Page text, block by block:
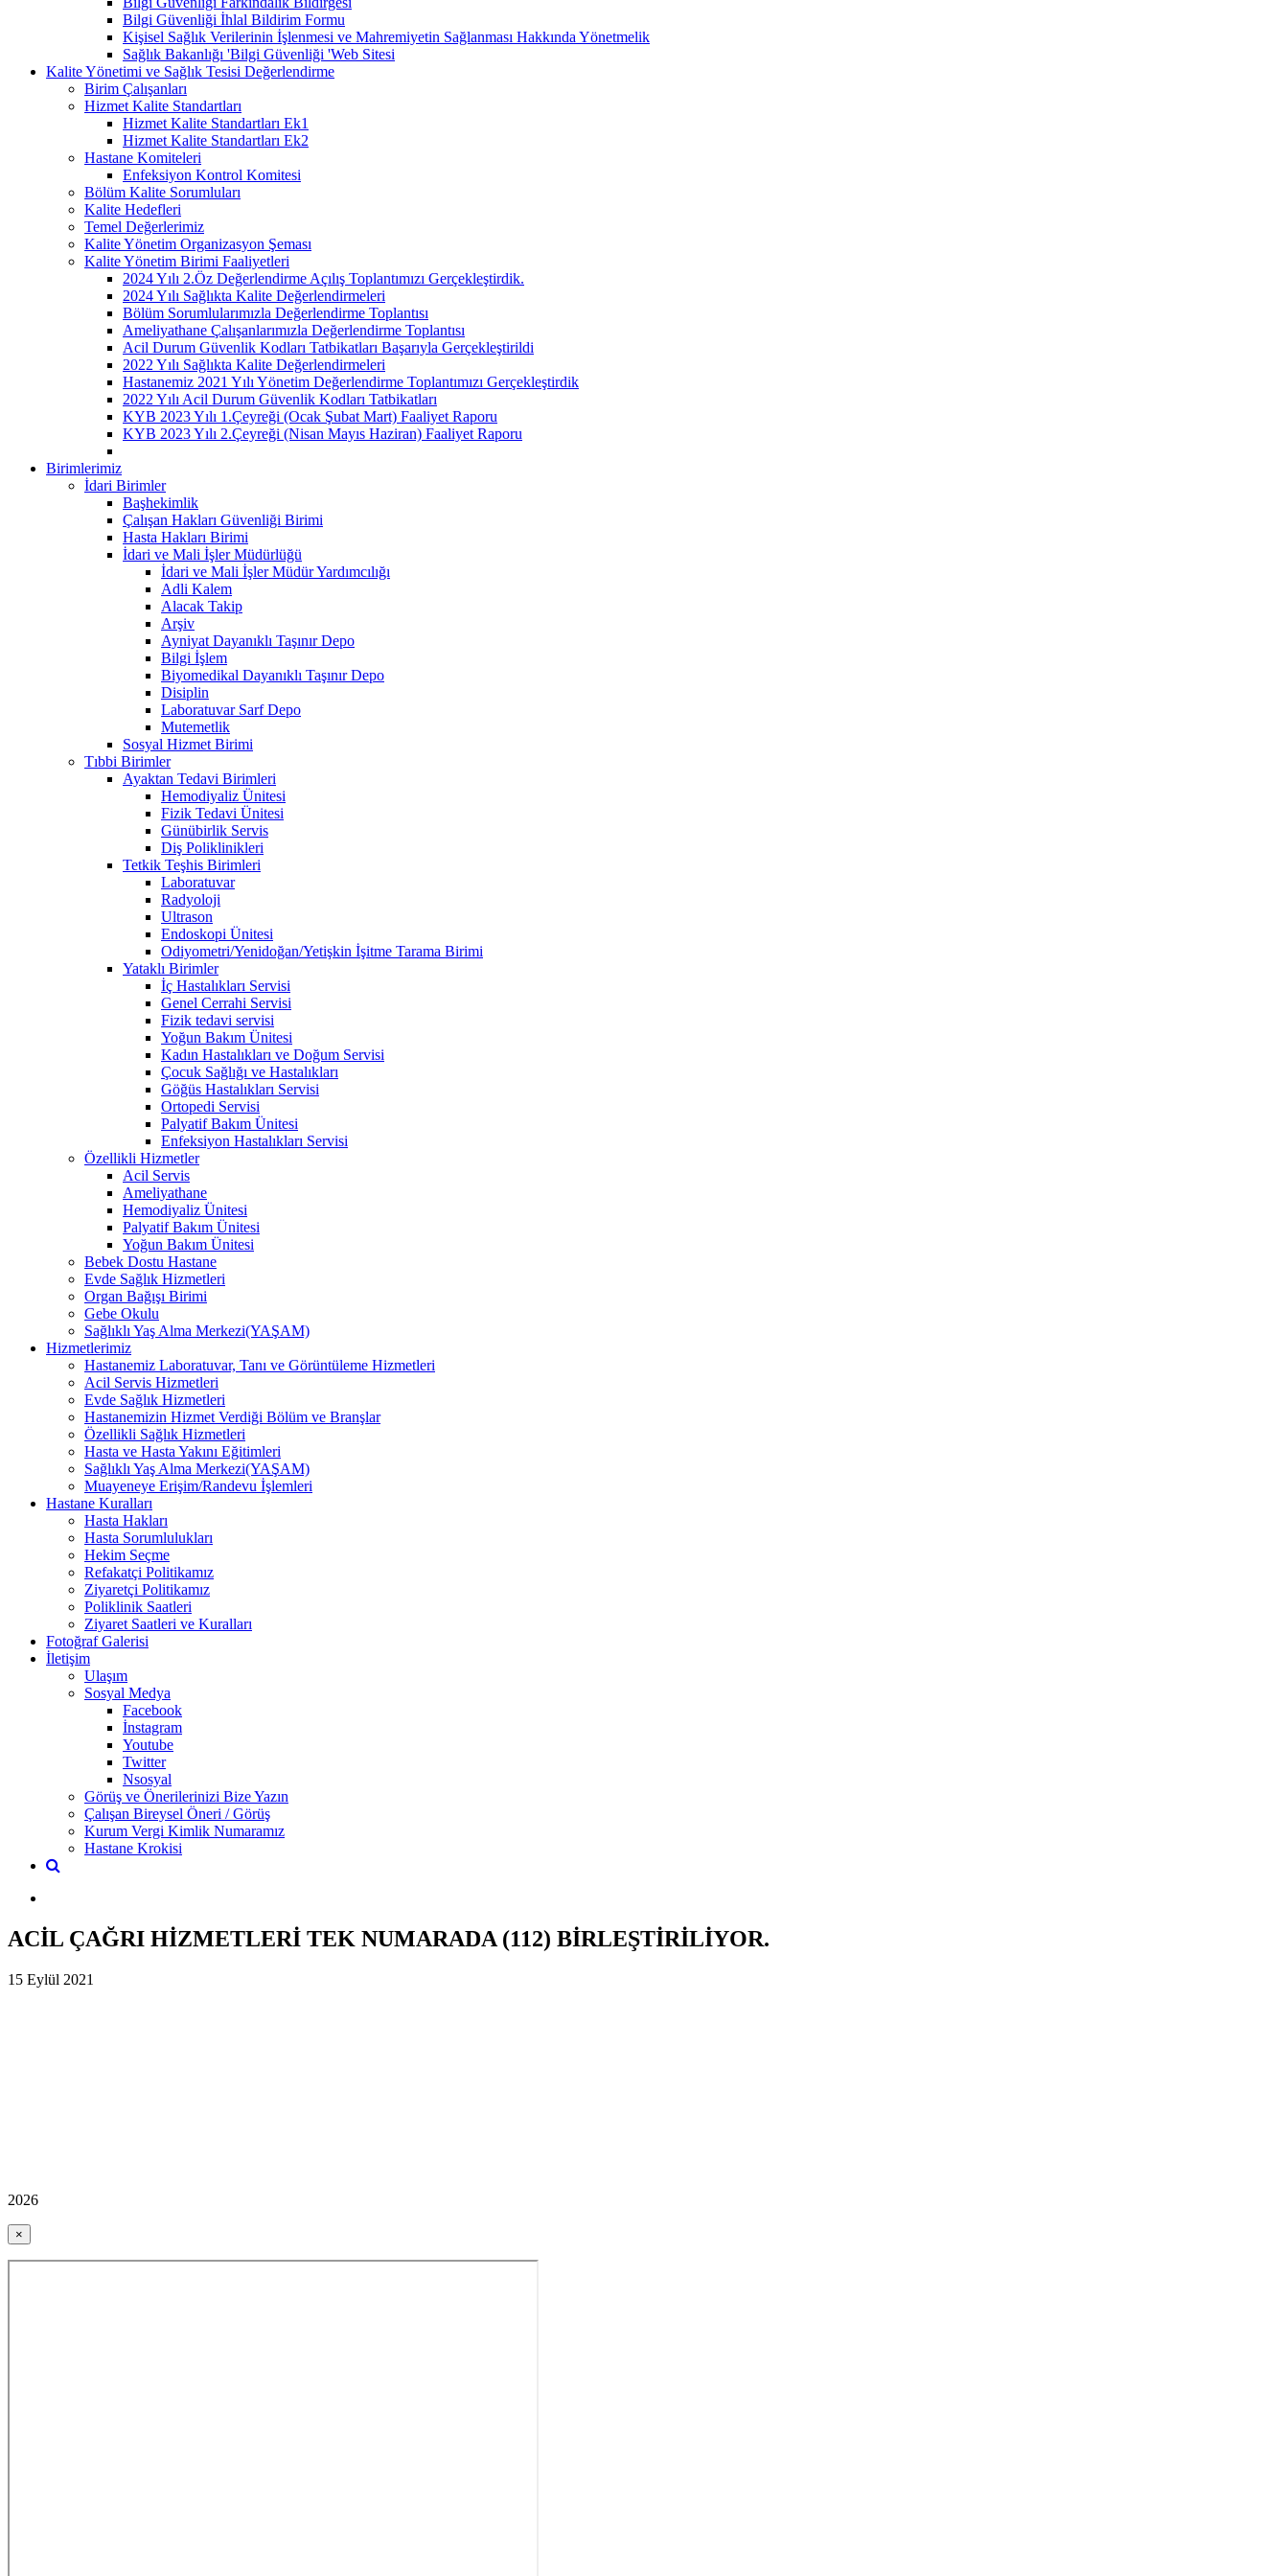
Bilgi Güvenliği İhlal Bildirim Formu
Kişisel Sağlık Verilerinin İşlenmesi ve Mahremiyetin Sağlanması Hakkında Yönetmelik
Sağlık Bakanlığı 'Bilgi Güvenliği 'Web Sitesi
Kalite Yönetimi ve Sağlık Tesisi Değerlendirme
Birim Çalışanları
Hizmet Kalite Standartları
Hizmet Kalite Standartları Ek1
Hizmet Kalite Standartları Ek2
Hastane Komiteleri
Enfeksiyon Kontrol Komitesi
Bölüm Kalite Sorumluları
Kalite Hedefleri
Temel Değerlerimiz
Kalite Yönetim Organizasyon Şeması
Kalite Yönetim Birimi Faaliyetleri
2024 Yılı 2.Öz Değerlendirme Açılış Toplantımızı Gerçekleştirdik.
2024 Yılı Sağlıkta Kalite Değerlendirmeleri
Bölüm Sorumlularımızla Değerlendirme Toplantısı
Ameliyathane Çalışanlarımızla Değerlendirme Toplantısı
Acil Durum Güvenlik Kodları Tatbikatları Başarıyla Gerçekleştirildi
2022 Yılı Sağlıkta Kalite Değerlendirmeleri
Hastanemiz 2021 Yılı Yönetim Değerlendirme Toplantımızı Gerçekleştirdik
2022 Yılı Acil Durum Güvenlik Kodları Tatbikatları
KYB 2023 Yılı 1.Çeyreği (Ocak Şubat Mart) Faaliyet Raporu
KYB 2023 Yılı 2.Çeyreği (Nisan Mayıs Haziran) Faaliyet Raporu
Birimlerimiz
İdari Birimler
Başhekimlik
Çalışan Hakları Güvenliği Birimi
Hasta Hakları Birimi
İdari ve Mali İşler Müdürlüğü
İdari ve Mali İşler Müdür Yardımcılığı
Adli Kalem
Alacak Takip
Arşiv
Ayniyat Dayanıklı Taşınır Depo
Bilgi İşlem
Biyomedikal Dayanıklı Taşınır Depo
Disiplin
Laboratuvar Sarf Depo
Mutemetlik
Sosyal Hizmet Birimi
Tıbbi Birimler
Ayaktan Tedavi Birimleri
Hemodiyaliz Ünitesi
Fizik Tedavi Ünitesi
Günübirlik Servis
Diş Poliklinikleri
Tetkik Teşhis Birimleri
Laboratuvar
Radyoloji
Ultrason
Endoskopi Ünitesi
Odiyometri/Yenidoğan/Yetişkin İşitme Tarama Birimi
Yataklı Birimler
İç Hastalıkları Servisi
Genel Cerrahi Servisi
Fizik tedavi servisi
Yoğun Bakım Ünitesi
Kadın Hastalıkları ve Doğum Servisi
Çocuk Sağlığı ve Hastalıkları
Göğüs Hastalıkları Servisi
Ortopedi Servisi
Palyatif Bakım Ünitesi
Enfeksiyon Hastalıkları Servisi
Özellikli Hizmetler
Acil Servis
Ameliyathane
Hemodiyaliz Ünitesi
Palyatif Bakım Ünitesi
Yoğun Bakım Ünitesi
Bebek Dostu Hastane
Evde Sağlık Hizmetleri
Organ Bağışı Birimi
Gebe Okulu
Sağlıklı Yaş Alma Merkezi(YAŞAM)
Hizmetlerimiz
Hastanemiz Laboratuvar, Tanı ve Görüntüleme Hizmetleri
Acil Servis Hizmetleri
Evde Sağlık Hizmetleri
Hastanemizin Hizmet Verdiği Bölüm ve Branşlar
Özellikli Sağlık Hizmetleri
Hasta ve Hasta Yakını Eğitimleri
Sağlıklı Yaş Alma Merkezi(YAŞAM)
Muayeneye Erişim/Randevu İşlemleri
Hastane Kuralları
Hasta Hakları
Hasta Sorumlulukları
Hekim Seçme
Refakatçi Politikamız
Ziyaretçi Politikamız
Poliklinik Saatleri
Ziyaret Saatleri ve Kuralları
Fotoğraf Galerisi
İletişim
Ulaşım
Sosyal Medya
Facebook
İnstagram
Youtube
Twitter
Nsosyal
Görüş ve Önerilerinizi Bize Yazın
Çalışan Bireysel Öneri / Görüş
Kurum Vergi Kimlik Numaramız
Hastane Krokisi
ACİL ÇAĞRI HİZMETLERİ TEK NUMARADA (112) BİRLEŞTİRİLİYOR.
15 Eylül 2021
2026
×